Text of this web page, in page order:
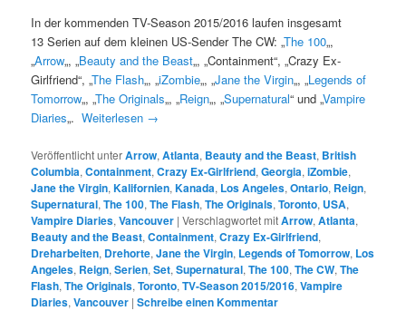
In der kommenden TV-Season 2015/2016 laufen insgesamt
13 Serien auf dem kleinen US-Sender The CW: „The 100„,
„Arrow„, „Beauty and the Beast„, „Containment“, „Crazy Ex-
Girlfriend“, „The Flash„, „iZombie„, „Jane the Virgin„, „Legends of
Tomorrow„, „The Originals„, „Reign„, „Supernatural“ und „Vampire
Diaries„.Weiterlesen →
Veröffentlicht unterArrow,Atlanta, Beauty and the Beast, British
Columbia,Containment,Crazy Ex-Girlfriend,Georgia,iZombie,
Jane the Virgin,Kalifornien,Kanada, Los Angeles,Ontario, Reign,
Supernatural,The 100,The Flash,The Originals,Toronto, USA,
Vampire Diaries,Vancouver |Verschlagwortet mitArrow,Atlanta,
Beauty and the Beast,Containment,Crazy Ex-Girlfriend,
Dreharbeiten, Drehorte,Jane the Virgin, Legends of Tomorrow, Los
Angeles, Reign,Serien,Set,Supernatural,The 100,The CW,The
Flash,The Originals,Toronto,TV-Season 2015/2016,Vampire
Diaries,Vancouver |Schreibe einen Kommentar